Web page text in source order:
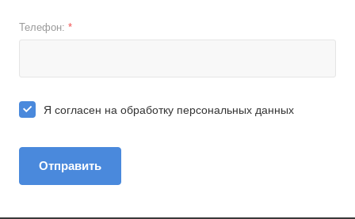
Телефон: *
Я согласен на обработку персональных данных
Отправить